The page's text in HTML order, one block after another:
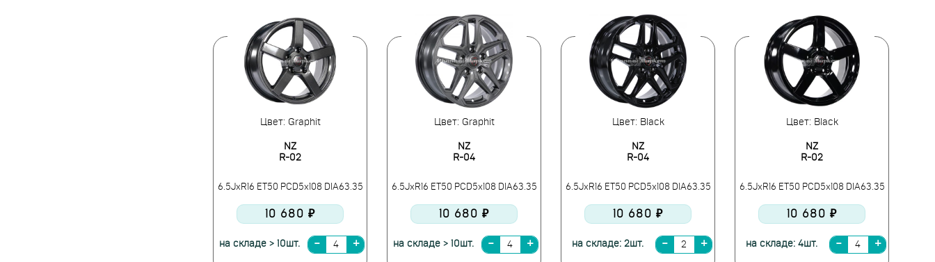
Цвет: Graphit
NZ
R-02
6.5JxR16 ET50 PCD5x108 DIA63.35
10 680 ₽
на складе > 10шт.
Цвет: Graphit
NZ
R-04
6.5JxR16 ET50 PCD5x108 DIA63.35
10 680 ₽
на складе > 10шт.
Цвет: Black
NZ
R-04
6.5JxR16 ET50 PCD5x108 DIA63.35
10 680 ₽
на складе: 2шт.
Цвет: Black
NZ
R-02
6.5JxR16 ET50 PCD5x108 DIA63.35
10 680 ₽
на складе: 4шт.